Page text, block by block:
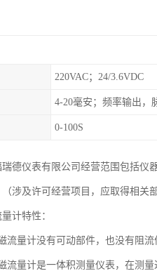
220VAC；24/3.6VDC
4-20毫安；频率输出，
0-100S
德仪表有限公司经营范围包括仪
（涉及许可经营项目，应取得相关
计特性：
流量计没有可动部件，也没有阻
流量计是一体积测量仪表，在测